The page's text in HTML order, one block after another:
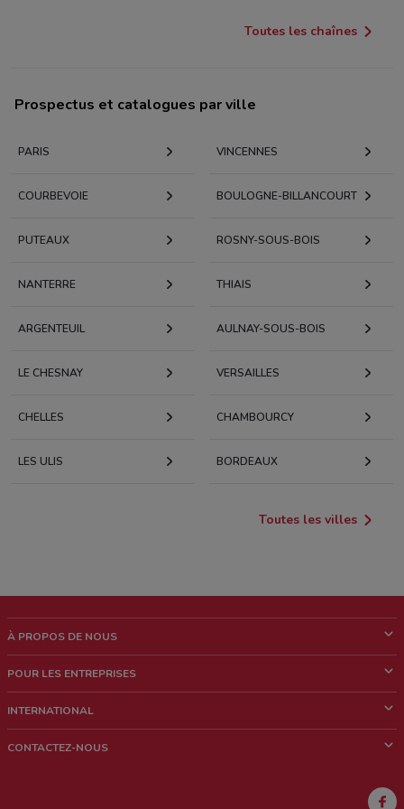
Toutes les chaînes
Prospectus et catalogues par ville
PARIS VINCENNES
COURBEVOIE BOULOGNE-BILLANCOURT
PUTEAUX ROSNY-SOUS-BOIS
NANTERRE THIAIS
ARGENTEUIL AULNAY-SOUS-BOIS
LE CHESNAY VERSAILLES
CHELLES CHAMBOURCY
LES ULIS BORDEAUX
Toutes les villes
À PROPOS DE NOUS
News & Médias
POUR LES ENTREPRISES
Contacts commerciaux et/ou marketing
INTERNATIONAL
CONTACTEZ-NOUS